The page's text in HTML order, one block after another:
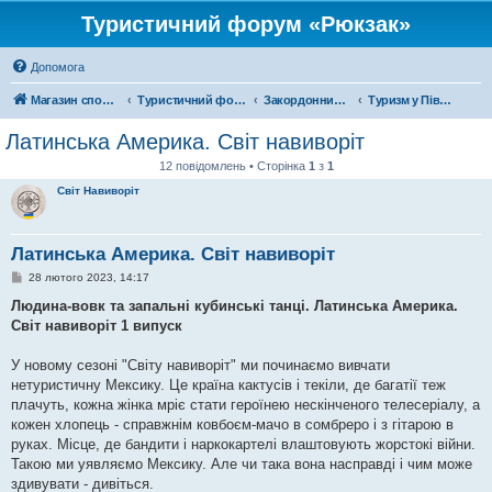
Туристичний форум «Рюкзак»
Допомога
Магазин спорядження Туристичний форум «Рюкзак» Закордонний туризм Туризм у Південній Америці
Латинська Америка. Світ навиворіт
12 повідомлень • Сторінка 1 з 1
Світ Навиворіт
Латинська Америка. Світ навиворіт
П
в
д
л
е
н
я
28 лютого 2023, 14:17
Людина-вовк та запальні кубинські танці. Латинська Америка.
Світ навиворіт 1 випуск
У новому сезоні "Світу навиворіт" ми починаємо вивчати
нетуристичну Мексику. Це країна кактусів і текіли, де багатії теж
плачуть, кожна жінка мріє стати героїнею нескінченого телесеріалу, а
кожен хлопець - справжнім ковбоєм-мачо в сомбреро і з гітарою в
руках. Місце, де бандити і наркокартелі влаштовують жорстокі війни.
Такою ми уявляємо Мексику. Але чи така вона насправді і чим може
здивувати - дивіться.